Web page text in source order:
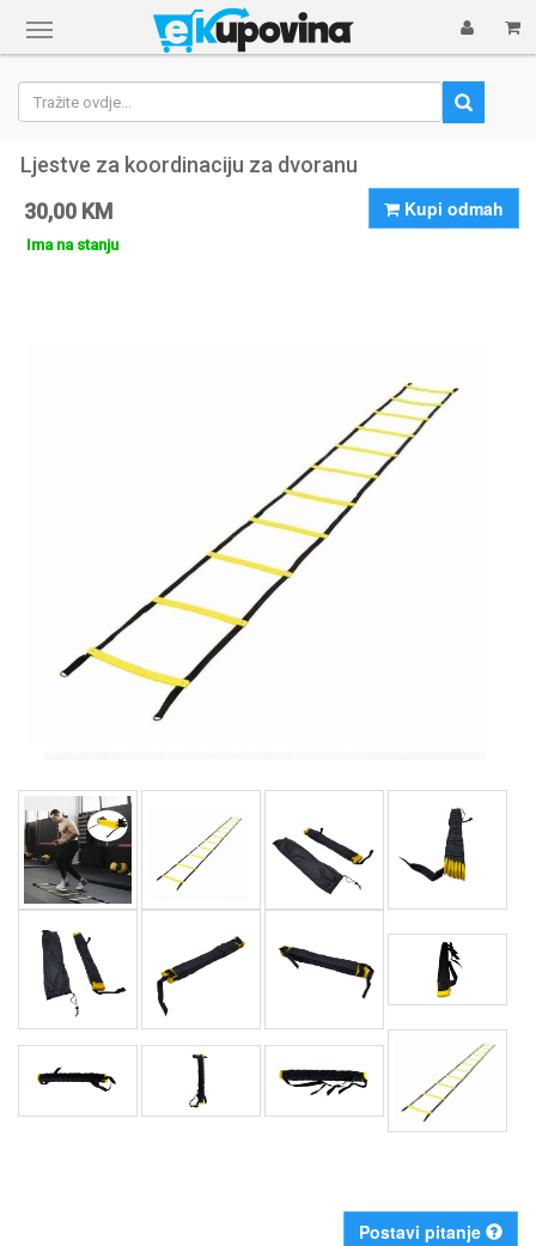
Prikaži
navigaciju
Ljestve za koordinaciju za dvoranu
30,00 KM
Kupi odmah
Ima na stanju
Postavi pitanje